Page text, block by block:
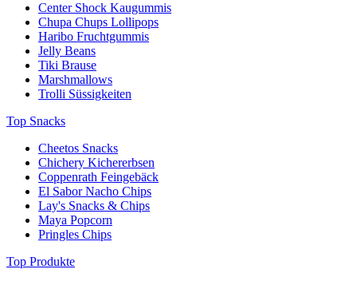
Center Shock Kaugummis
Chupa Chups Lollipops
Haribo Fruchtgummis
Jelly Beans
Tiki Brause
Marshmallows
Trolli Süssigkeiten
Top Snacks
Cheetos Snacks
Chichery Kichererbsen
Coppenrath Feingebäck
El Sabor Nacho Chips
Lay's Snacks & Chips
Maya Popcorn
Pringles Chips
Top Produkte